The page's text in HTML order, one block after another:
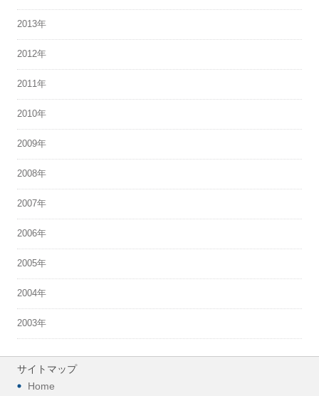
2013年
2012年
2011年
2010年
2009年
2008年
2007年
2006年
2005年
2004年
2003年
サイトマップ
Home